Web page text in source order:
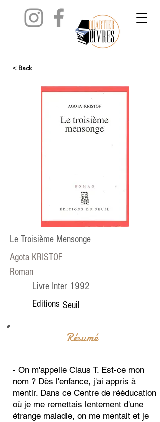
< Back
Le Troisième Mensonge
Agota KRISTOF
Roman
Livre Inter 1992
Editions Seuil
Résumé
- On m'appelle Claus T. Est-ce mon
nom ? Dès l'enfance, j'ai appris à
mentir. Dans ce Centre de rééducation
où je me remettais lentement d'une
étrange maladie, on me mentait et je